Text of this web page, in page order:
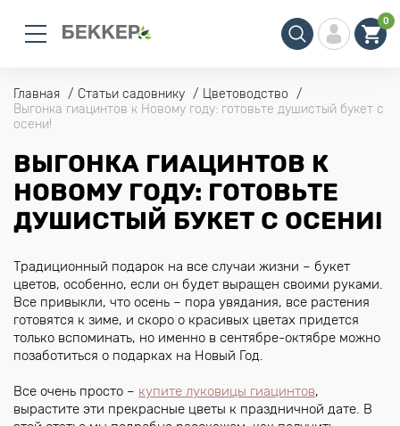
0
Главная Статьи садовнику
Цветоводство
Выгонка гиацинтов к Новому году: готовьте душистый букет с
осени!
ВЫГОНКА ГИАЦИНТОВ К
НОВОМУ ГОДУ: ГОТОВЬТЕ
ДУШИСТЫЙ БУКЕТ С ОСЕНИ!
Традиционный подарок на все случаи жизни – букет
цветов, особенно, если он будет выращен своими руками.
Все привыкли, что осень – пора увядания, все растения
готовятся к зиме, и скоро о красивых цветах придется
только вспоминать, но именно в сентябре-октябре можно
позаботиться о подарках на Новый Год.
Все очень просто – купите луковицы гиацинтов,
вырастите эти прекрасные цветы к праздничной дате. В